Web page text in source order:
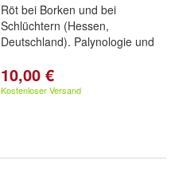
Röt bei Borken und bei
Schlüchtern (Hessen,
Deutschland). Palynologie und
10,00 €
Kostenloser Versand